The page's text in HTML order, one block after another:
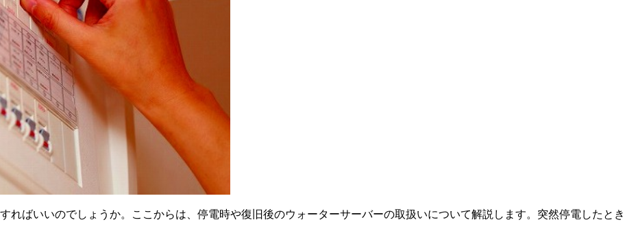
ればいいのでしょうか。ここからは、停電時や復旧後のウォーターサーバーの取扱いについて解説します。突然停電したとき